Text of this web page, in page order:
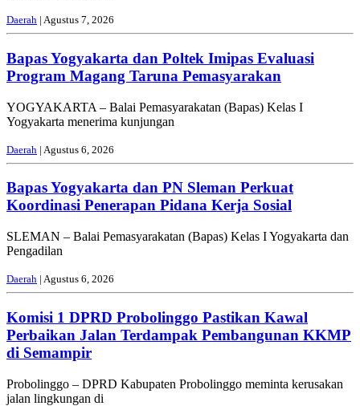
Daerah | Agustus 7, 2026
Bapas Yogyakarta dan Poltek Imipas Evaluasi
Program Magang Taruna Pemasyarakan
YOGYAKARTA – Balai Pemasyarakatan (Bapas) Kelas I
Yogyakarta menerima kunjungan
Daerah | Agustus 6, 2026
Bapas Yogyakarta dan PN Sleman Perkuat
Koordinasi Penerapan Pidana Kerja Sosial
SLEMAN – Balai Pemasyarakatan (Bapas) Kelas I Yogyakarta dan
Pengadilan
Daerah | Agustus 6, 2026
Komisi 1 DPRD Probolinggo Pastikan Kawal
Perbaikan Jalan Terdampak Pembangunan KKMP
di Semampir
Probolinggo – DPRD Kabupaten Probolinggo meminta kerusakan
jalan lingkungan di